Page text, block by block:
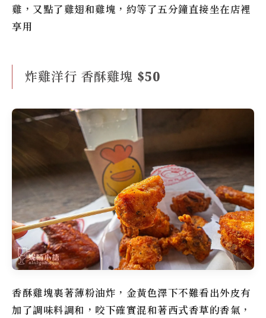
雞，又點了雞翅和雞塊，約等了五分鐘直接坐在店裡
享用
炸雞洋行 香酥雞塊 $50
香酥雞塊裹著薄粉油炸，金黃色澤下不難看出外皮有
加了調味料調和，咬下確實混和著西式香草的香氣，